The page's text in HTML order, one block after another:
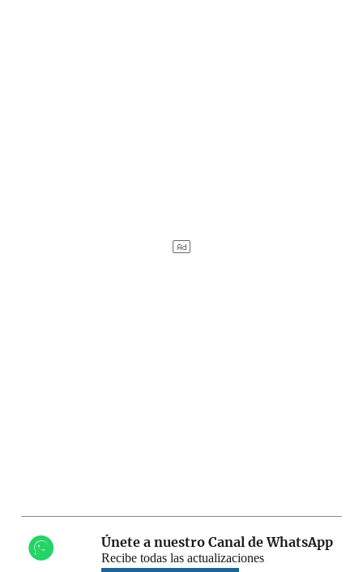
Únete a nuestro Canal de WhatsApp
Recibe todas las actualizaciones